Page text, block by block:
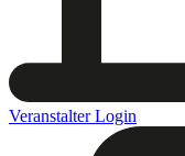
Veranstalter Login